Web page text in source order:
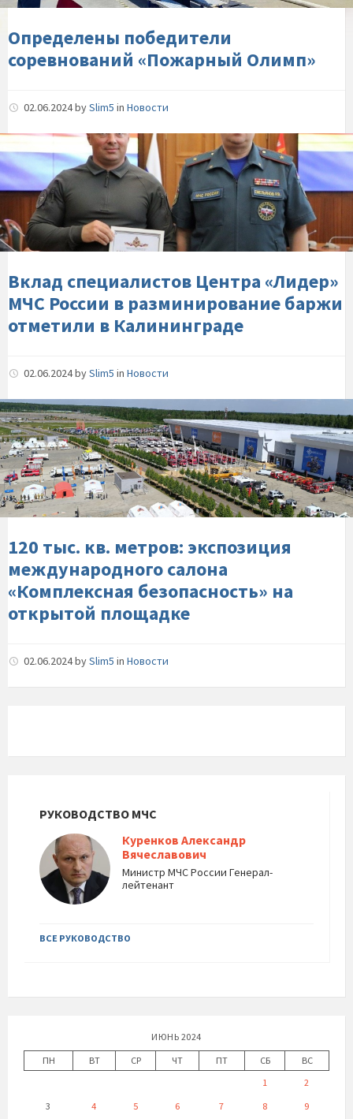
Определены победители
соревнований «Пожарный Олимп»
02.06.2024bySlim5 in Новости
специалистов-
Центра-«Лидер»-
МЧС-
России-
в-
разминирование-
баржи-
отметили-
в-
Калининграде
Вклад специалистов Центра «Лидер»
МЧС России в разминирование баржи
отметили в Калининграде
02.06.2024bySlim5 in Новости
120-
тыс-
кв.-
метров:-
экспозиция-
международного-
салона-«Комплексная-
безопасность»-
открытой-
площадке
120 тыс. кв. метров: экспозиция
международного салона
«Комплексная безопасность» на
открытой площадке
02.06.2024bySlim5 in Новости
РУКОВОДСТВО МЧС
Куренков Александр
Вячеславович
Министр МЧС России Генерал-
лейтенант
ВСЕ РУКОВОДСТВО
ИЮНЬ 2024
ПН
ВТ СР ЧТ ПТ СБ
ВС
1
2
3
4 5 6 7 8
9